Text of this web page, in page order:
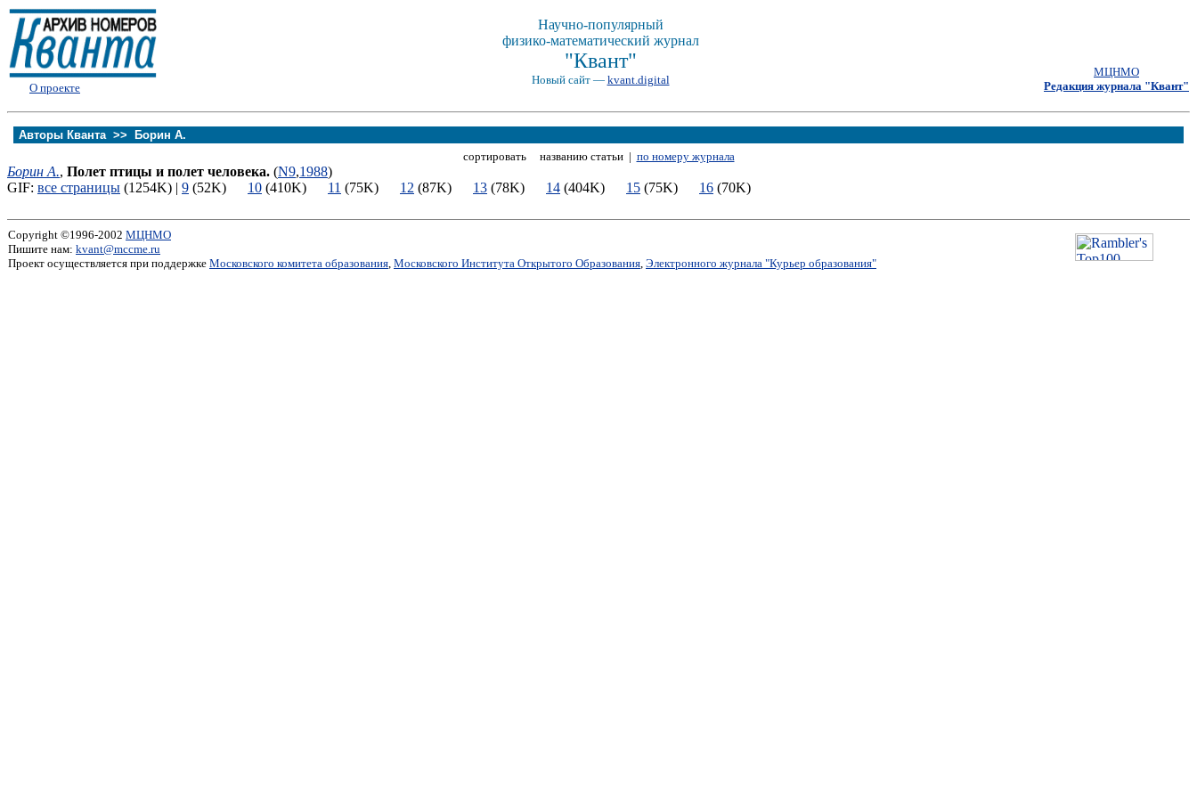
О проекте
Научно-популярный
физико-математический журнал
"Квант"
Новый сайт — kvant.digital
МЦНМО
Редакция журнала "Квант"
Авторы Кванта >>
Борин А.
сортировать названию статьи | по номеру журнала
Борин А., Полет птицы и полет человека. (N9,1988)
GIF: все страницы (1254K) | 9 (52K) 10 (410K) 11 (75K) 12 (87K) 13 (78K) 14 (404K) 15 (75K) 16 (70K)
Copyright ©1996-2002 МЦНМО
Пишите нам: kvant@mccme.ru
Проект осуществляется при поддержке Московского комитета образования, Московского Института Открытого Образования, Электронного журнала "Курьер образования"